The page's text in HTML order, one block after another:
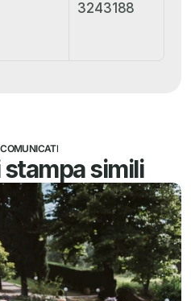
3243188
simili